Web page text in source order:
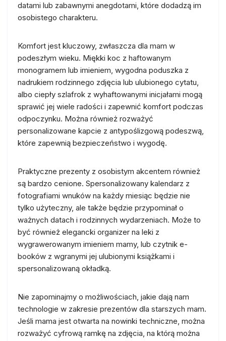
datami lub zabawnymi anegdotami, które dodadzą im
osobistego charakteru.
Komfort jest kluczowy, zwłaszcza dla mam w
podeszłym wieku. Miękki koc z haftowanym
monogramem lub imieniem, wygodna poduszka z
nadrukiem rodzinnego zdjęcia lub ulubionego cytatu,
albo ciepły szlafrok z wyhaftowanymi inicjałami mogą
sprawić jej wiele radości i zapewnić komfort podczas
odpoczynku. Można również rozważyć
personalizowane kapcie z antypoślizgową podeszwą,
które zapewnią bezpieczeństwo i wygodę.
Praktyczne prezenty z osobistym akcentem również
są bardzo cenione. Spersonalizowany kalendarz z
fotografiami wnuków na każdy miesiąc będzie nie
tylko użyteczny, ale także będzie przypominał o
ważnych datach i rodzinnych wydarzeniach. Może to
być również elegancki organizer na leki z
wygrawerowanym imieniem mamy, lub czytnik e-
booków z wgranymi jej ulubionymi książkami i
spersonalizowaną okładką.
Nie zapominajmy o możliwościach, jakie dają nam
technologie w zakresie prezentów dla starszych mam.
Jeśli mama jest otwarta na nowinki techniczne, można
rozważyć cyfrową ramkę na zdjęcia, na którą można